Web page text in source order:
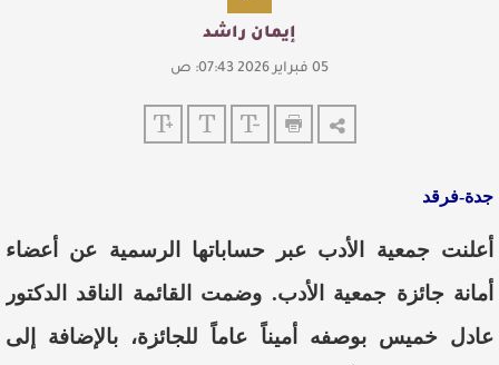
إيمان راشد
05 فبراير 2026 07:43: ص
جدة-فرقد
أعلنت جمعية الأدب عبر حساباتها الرسمية عن أعضاء
أمانة جائزة جمعية الأدب. وضمت القائمة الناقد الدكتور
عادل خميس بوصفه أميناً عاماً للجائزة، بالإضافة إلى